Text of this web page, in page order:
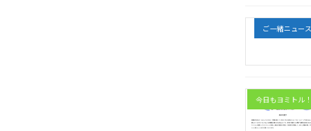
ご一緒ニュース
今日もヨミトル！